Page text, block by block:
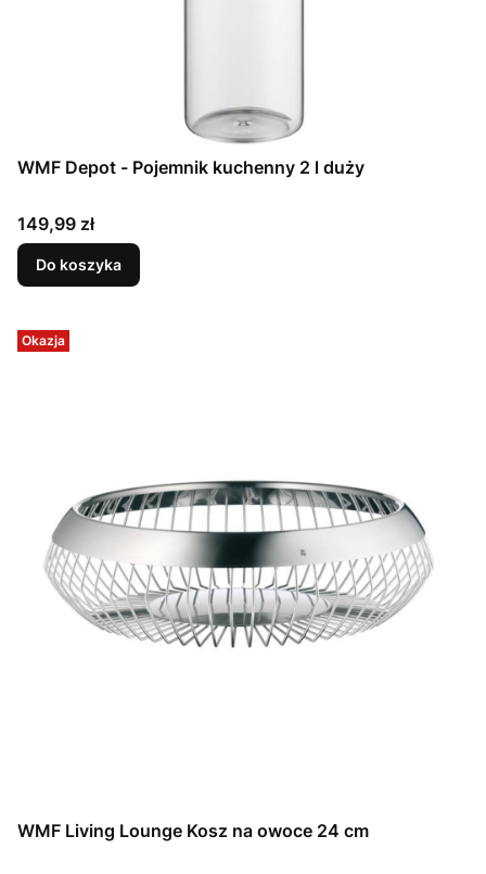
WMF Depot - Pojemnik kuchenny 2 l duży
Cena
149,99 zł
Do koszyka
Okazja
WMF Living Lounge Kosz na owoce 24 cm